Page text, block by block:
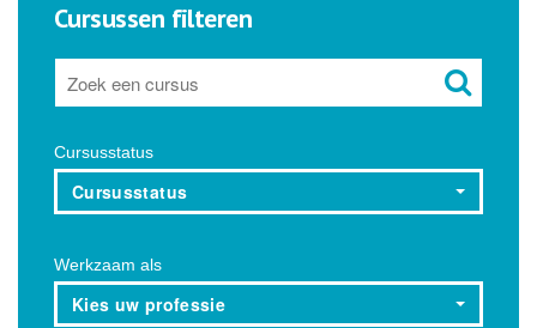
Cursussen filteren
Cursusstatus
Cursusstatus
Werkzaam als
Kies uw professie